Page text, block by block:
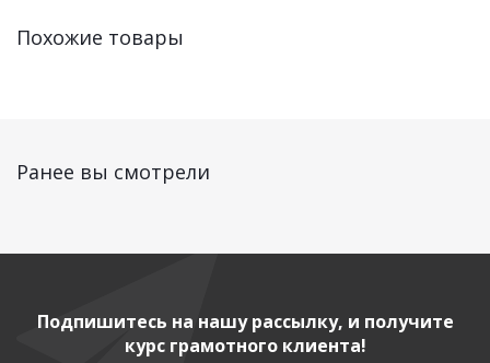
Похожие товары
Ранее вы смотрели
Подпишитесь на нашу рассылку, и получите
курс грамотного клиента!